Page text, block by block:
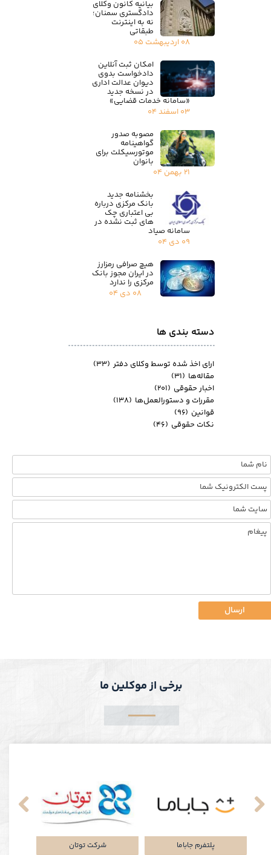
ارسال
دسته بندی ها
بیانیه کانون وکلای
دادگستری سمنان؛
نه به اینترنت
طبقاتی
۰۸ اردیبهشت ۰۵
امکان ثبت آنلاین
دادخواست بدوی
دیوان عدالت اداری
در نسخه جدید
«سامانه خدمات قضایی»
۰۳ اسفند ۰۴
مصوبه صدور
گواهینامه
موتورسیکلت برای
بانوان
۲۱ بهمن ۰۴
بخشنامه جدید
بانک مرکزی درباره
بی اعتباری چک
های ثبت نشده در
سامانه صیاد
۰۹ دی ۰۴
هیچ صرافی رمزارز
در ایران مجوز بانک
مرکزی را ندارد
۰۸ دی ۰۴
ارای اخذ شده توسط وکلای دفتر (۳۳)
مقاله‌ها (۳۱)
اخبار حقوقی (۲۰۱)
مقررات و دستورالعمل‌ها (۱۳۸)
قوانین (۹۶)
نکات حقوقی (۴۶)
شرکت توتان پلتفرم جاباما
برخی از موکلین ما